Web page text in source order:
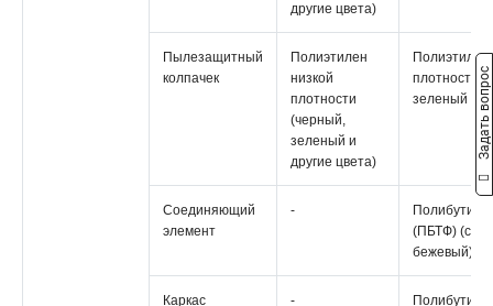
другие цвета)
Пылезащитный
колпачек
Полиэтилен
низкой
плотности
(черный,
зеленый и
другие цвета)
Полиэтилен
плотности
зеленый и
Соединяющий
элемент
-
(ПБТФ)
бежевый)
Каркас -
Задать вопрос